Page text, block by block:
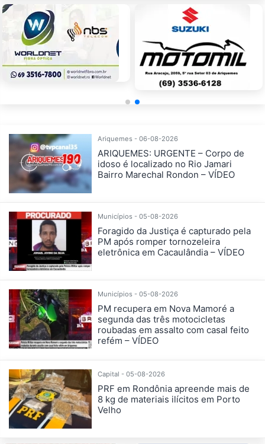
Ariquemes - 06-08-2026
ARIQUEMES: URGENTE – Corpo de
idoso é localizado no Rio Jamari
Bairro Marechal Rondon – VÍDEO
Municípios - 05-08-2026
Foragido da Justiça é capturado pela
PM após romper tornozeleira
eletrônica em Cacaulândia – VÍDEO
Municípios - 05-08-2026
PM recupera em Nova Mamoré a
segunda das três motocicletas
roubadas em assalto com casal feito
refém – VÍDEO
Capital - 05-08-2026
PRF em Rondônia apreende mais de
8 kg de materiais ilícitos em Porto
Velho